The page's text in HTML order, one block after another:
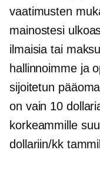
vaatimusten
mainostesi
ilmaisia ​​tai
hallinnoimme ja
sijoitetun
on vain 10
korkeammille
dollariin/kk